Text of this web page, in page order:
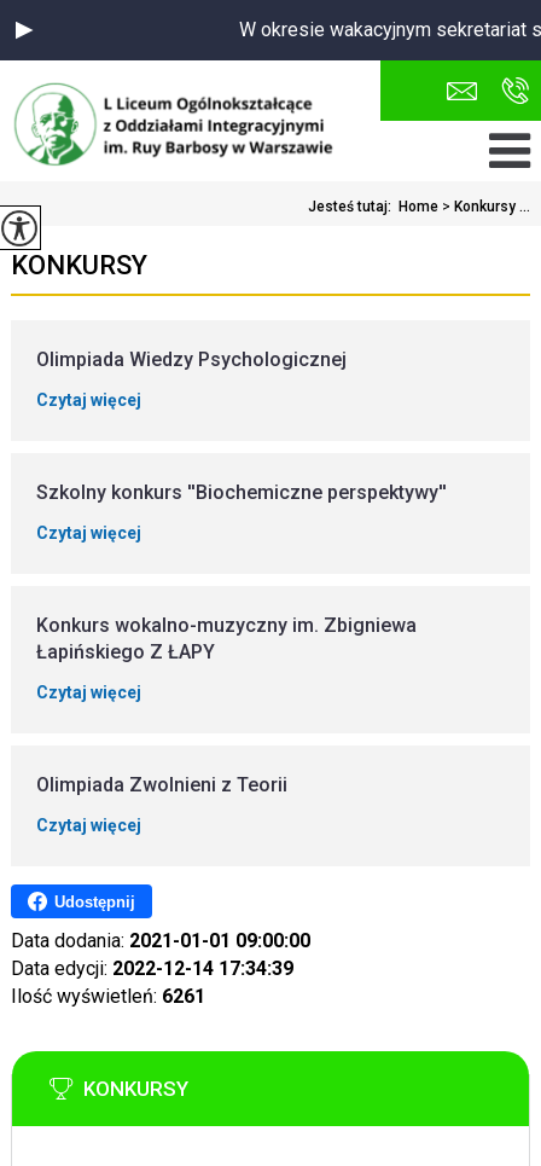
W okresie wakacyjnym sekretariat
Jesteś tutaj: Home > Konkursy ...
KONKURSY
Olimpiada Wiedzy Psychologicznej
Czytaj więcej
Szkolny konkurs ''Biochemiczne perspektywy''
Czytaj więcej
Konkurs wokalno-muzyczny im. Zbigniewa
Łapińskiego Z ŁAPY
Czytaj więcej
Olimpiada Zwolnieni z Teorii
Czytaj więcej
Udostępnij
Data dodania: 2021-01-01 09:00:00
Data edycji: 2022-12-14 17:34:39
Ilość wyświetleń: 6261
KONKURSY